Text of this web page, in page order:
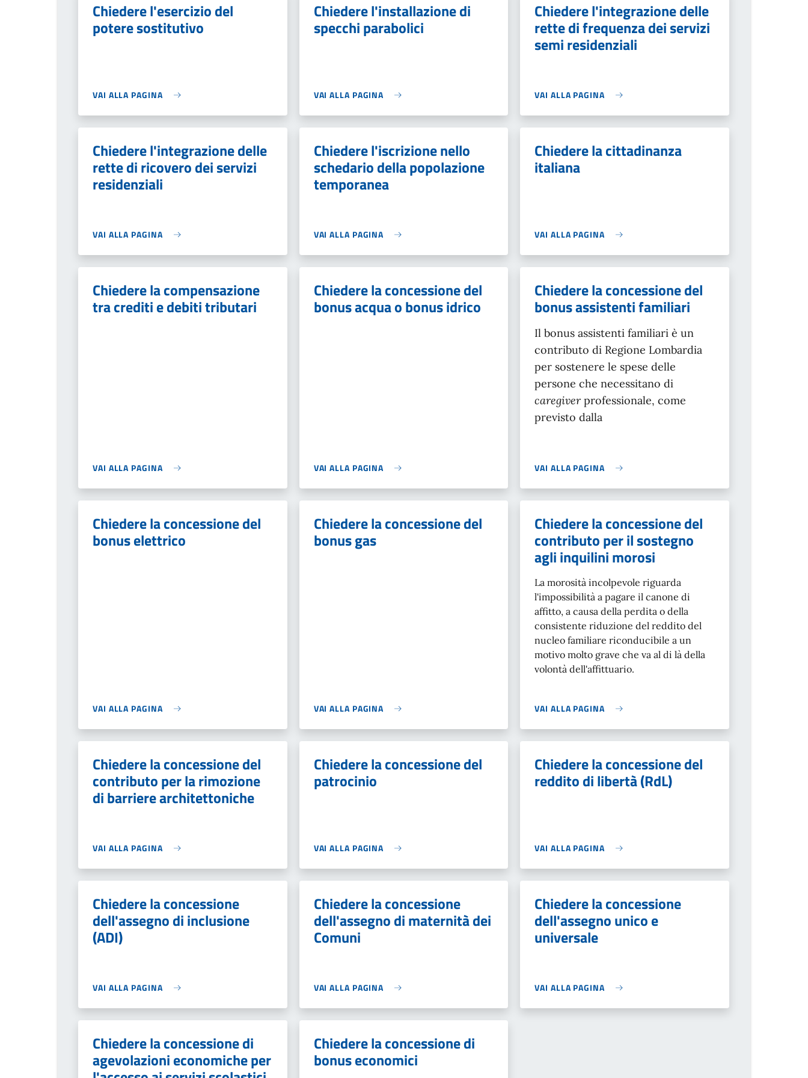
Chiedere l'esercizio del
potere sostitutivo
VAI ALLA PAGINA
Chiedere l'installazione di
specchi parabolici
VAI ALLA PAGINA
Chiedere l'integrazione delle
rette di frequenza dei servizi
semi residenziali
VAI ALLA PAGINA
Chiedere l'integrazione delle
rette di ricovero dei servizi
residenziali
VAI ALLA PAGINA
Chiedere l'iscrizione nello
schedario della popolazione
temporanea
VAI ALLA PAGINA
Chiedere la cittadinanza
italiana
VAI ALLA PAGINA
Chiedere la compensazione
tra crediti e debiti tributari
VAI ALLA PAGINA
Chiedere la concessione del
bonus acqua o bonus idrico
VAI ALLA PAGINA
Chiedere la concessione del
bonus assistenti familiari
Il bonus assistenti familiari è un
contributo di Regione Lombardia
per sostenere le spese delle
persone che necessitano di
caregiverprofessionale, come
previsto dalla
VAI ALLA PAGINA
Chiedere la concessione del
bonus elettrico
VAI ALLA PAGINA
Chiedere la concessione del
bonus gas
VAI ALLA PAGINA
Chiedere la concessione del
contributo per il sostegno
agli inquilini morosi
La morosità incolpevole riguarda
l'impossibilità a pagare il canone di
affitto, a causa della perdita o della
consistente riduzione del reddito del
nucleo familiare riconducibile a un
motivo molto grave che va al di là della
volontà dell'affittuario.
VAI ALLA PAGINA
Chiedere la concessione del
contributo per la rimozione
di barriere architettoniche
VAI ALLA PAGINA
Chiedere la concessione del
patrocinio
VAI ALLA PAGINA
Chiedere la concessione del
reddito di libertà (RdL)
VAI ALLA PAGINA
Chiedere la concessione
dell'assegno di inclusione
(ADI)
VAI ALLA PAGINA
Chiedere la concessione
dell'assegno di maternità dei
Comuni
VAI ALLA PAGINA
Chiedere la concessione
dell'assegno unico e
universale
VAI ALLA PAGINA
Chiedere la concessione di
agevolazioni economiche per
Chiedere la concessione di
bonus economici